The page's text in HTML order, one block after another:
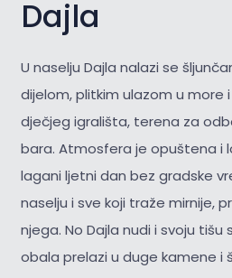
Dajla
U naselju Dajla nalazi se
dijelom, plitkim ulazom u more
dječjeg igrališta, terena za
bara. Atmosfera je opuštena i
lagani ljetni dan bez gradske
naselju i sve koji traže mirnije,
njega. No Dajla nudi i svoju tišu
obala prelazi u duge kamene i